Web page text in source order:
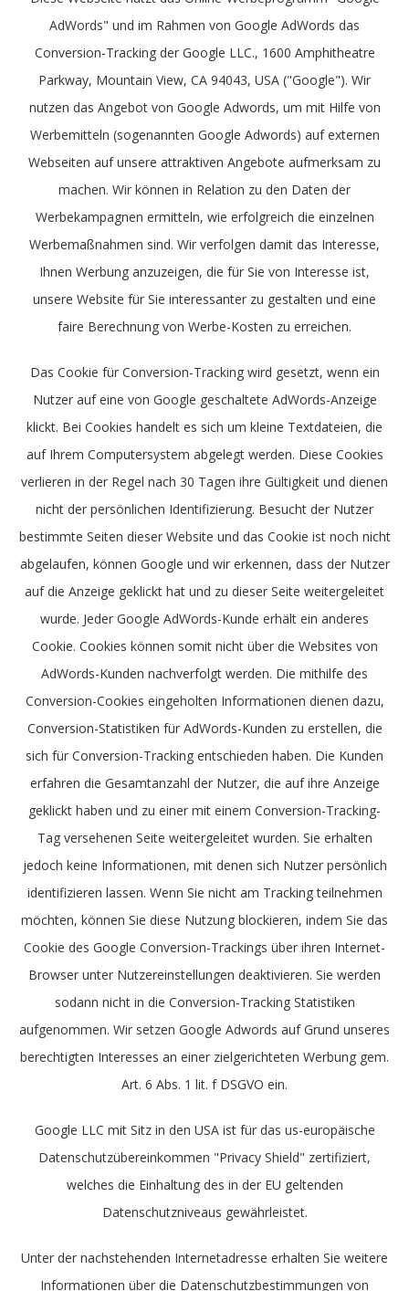
AdWords" und im Rahmen von Google AdWords das
Conversion-Tracking der Google LLC., 1600 Amphitheatre
Parkway, Mountain View, CA 94043, USA ("Google"). Wir
nutzen das Angebot von Google Adwords, um mit Hilfe von
Werbemitteln (sogenannten Google Adwords) auf externen
Webseiten auf unsere attraktiven Angebote aufmerksam zu
machen. Wir können in Relation zu den Daten der
Werbekampagnen ermitteln, wie erfolgreich die einzelnen
Werbemaßnahmen sind. Wir verfolgen damit das Interesse,
Ihnen Werbung anzuzeigen, die für Sie von Interesse ist,
unsere Website für Sie interessanter zu gestalten und eine
faire Berechnung von Werbe-Kosten zu erreichen.
Das Cookie für Conversion-Tracking wird gesetzt, wenn ein
Nutzer auf eine von Google geschaltete AdWords-Anzeige
klickt. Bei Cookies handelt es sich um kleine Textdateien, die
auf Ihrem Computersystem abgelegt werden. Diese Cookies
verlieren in der Regel nach 30 Tagen ihre Gültigkeit und dienen
nicht der persönlichen Identifizierung. Besucht der Nutzer
bestimmte Seiten dieser Website und das Cookie ist noch nicht
abgelaufen, können Google und wir erkennen, dass der Nutzer
auf die Anzeige geklickt hat und zu dieser Seite weitergeleitet
wurde. Jeder Google AdWords-Kunde erhält ein anderes
Cookie. Cookies können somit nicht über die Websites von
AdWords-Kunden nachverfolgt werden. Die mithilfe des
Conversion-Cookies eingeholten Informationen dienen dazu,
Conversion-Statistiken für AdWords-Kunden zu erstellen, die
sich für Conversion-Tracking entschieden haben. Die Kunden
erfahren die Gesamtanzahl der Nutzer, die auf ihre Anzeige
geklickt haben und zu einer mit einem Conversion-Tracking-
Tag versehenen Seite weitergeleitet wurden. Sie erhalten
jedoch keine Informationen, mit denen sich Nutzer persönlich
identifizieren lassen. Wenn Sie nicht am Tracking teilnehmen
möchten, können Sie diese Nutzung blockieren, indem Sie das
Cookie des Google Conversion-Trackings über ihren Internet-
Browser unter Nutzereinstellungen deaktivieren. Sie werden
sodann nicht in die Conversion-Tracking Statistiken
aufgenommen. Wir setzen Google Adwords auf Grund unseres
berechtigten Interesses an einer zielgerichteten Werbung gem.
Art. 6 Abs. 1 lit. f DSGVO ein.
Google LLC mit Sitz in den USA ist für das us-europäische
Datenschutzübereinkommen "Privacy Shield" zertifiziert,
welches die Einhaltung des in der EU geltenden
Datenschutzniveaus gewährleistet.
Unter der nachstehenden Internetadresse erhalten Sie weitere
Informationen über die Datenschutzbestimmungen von